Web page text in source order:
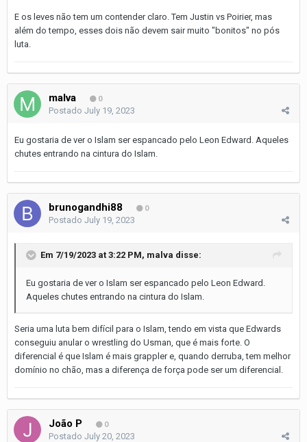
E os leves não tem um contender claro. Tem Justin vs Poirier, mas
além do tempo, esses dois não devem sair muito "bonitos" no pós
luta.
malva 0
Postado July 19, 2023
Eu gostaria de ver o Islam ser espancado pelo Leon Edward. Aqueles
chutes entrando na cintura do Islam.
brunogandhi88 0
Postado July 19, 2023
Em 7/19/2023 at 3:22 PM, malva disse:
Eu gostaria de ver o Islam ser espancado pelo Leon Edward.
Aqueles chutes entrando na cintura do Islam.
Seria uma luta bem difícil para o Islam, tendo em vista que Edwards
conseguiu anular o wrestling do Usman, que é mais forte. O
diferencial é que Islam é mais grappler e, quando derruba, tem melhor
domínio no chão, mas a diferença de força pode ser um diferencial.
João P 0
Postado July 20, 2023